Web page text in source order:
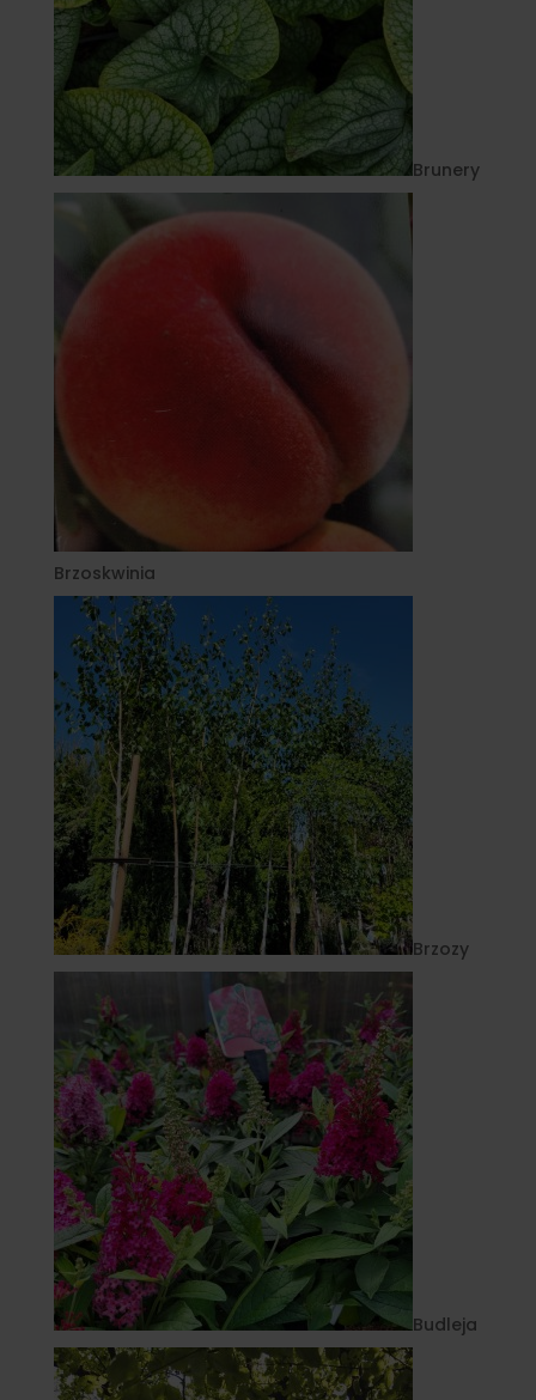
Brunery
Brzoskwinia
Brzozy
Budleja